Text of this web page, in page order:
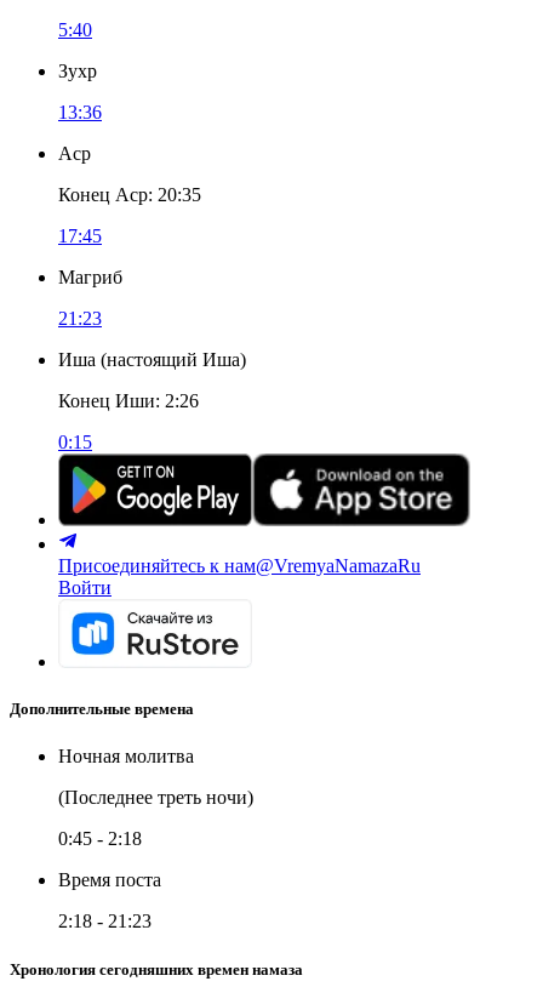
5:40
Зухр
13:36
Аср
Конец Аср: 20:35
17:45
Магриб
21:23
Иша (настоящий Иша)
Конец Иши: 2:26
0:15
Присоединяйтесь к нам@VremyaNamazaRu
Войти
Дополнительные времена
Ночная молитва
(Последнее треть ночи)
0:45 - 2:18
Время поста
2:18 - 21:23
Хронология сегодняшних времен намаза